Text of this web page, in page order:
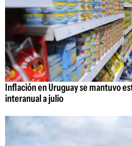
Inflación en Uruguay se mantuvo
interanual a julio